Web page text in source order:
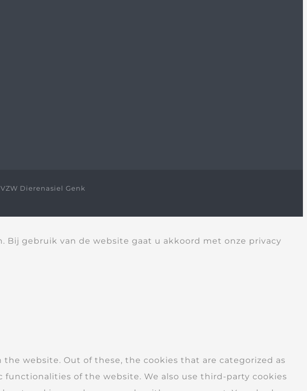
Dierenasiel Genk
gebruik van de website gaat u akkoord met onze privacy
website. Out of these, the cookies that are categorized as
functionalities of the website. We also use third-party cookies